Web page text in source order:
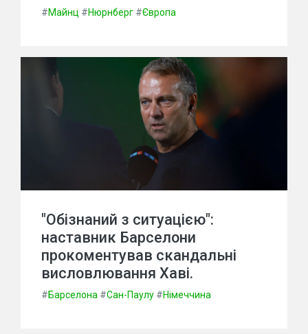
#Майнц #Нюрнберг #Європа
"Обізнаний з ситуацією":
наставник Барселони
прокоментував скандальні
висловлювання Хаві.
#Барселона #Сан-Паулу #Німеччина